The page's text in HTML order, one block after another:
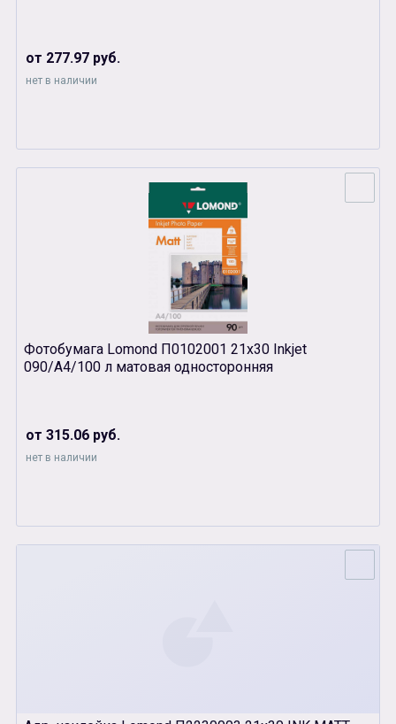
от 277.97 руб.
нет в наличии
Фотобумага Lomond П0102001 21х30 Inkjet
090/A4/100 л матовая односторонняя
от 315.06 руб.
нет в наличии